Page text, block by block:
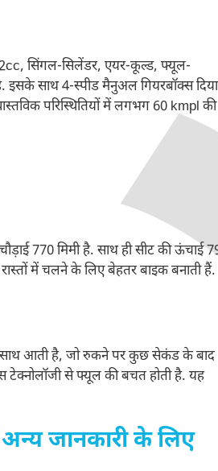
सिंगल-सिलेंडर, एयर-कूल्ड, फ्यूल-
इसके साथ 4-स्पीड मैनुअल गियरबॉक्स दिया
परिस्थितियों में लगभग 60 kmpl की
770 मिमी है. साथ ही सीट की ऊंचाई
में चलने के लिए बेहतर बाइक बनाती हैं.
आती है, जो रुकने पर कुछ सेकंड के बाद
टेक्नोलॉजी से फ्यूल की बचत होती है. यह
जानकारी के लिए